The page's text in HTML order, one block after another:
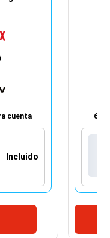
cuenta
Incluido
6